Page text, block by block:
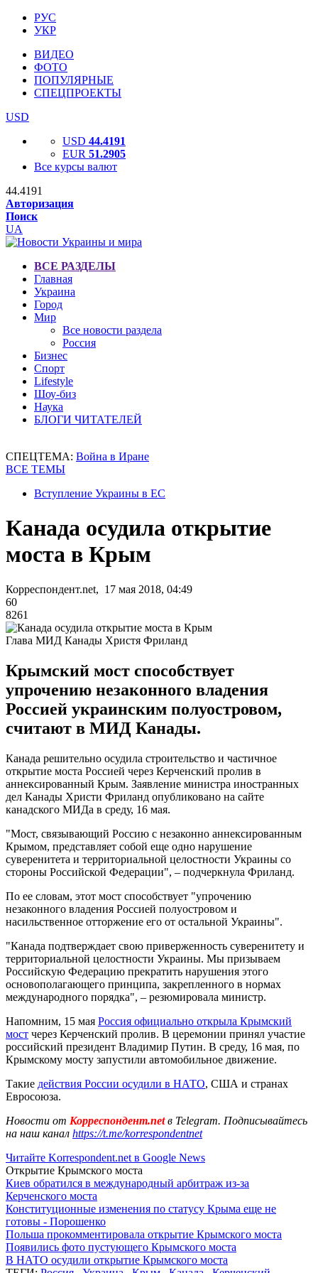
РУС
УКР
ВИДЕО
ФОТО
ПОПУЛЯРНЫЕ
СПЕЦПРОЕКТЫ
USD
USD 44.4191
EUR 51.2905
Все курсы валют
44.4191
Авторизация
Поиск
UA
ВСЕ РАЗДЕЛЫ
Главная
Украина
Город
Мир
Все новости раздела
Россия
Бизнес
Спорт
Lifestyle
Шоу-биз
Наука
БЛОГИ ЧИТАТЕЛЕЙ
СПЕЦТЕМА: Война в Иране
ВСЕ ТЕМЫ
Вступление Украины в ЕС
Канада осудила открытие
моста в Крым
Корреспондент.net, 17 мая 2018, 04:49
60
8261
Глава МИД Канады Христя Фриланд
Крымский мост способствует
упрочению незаконного владения
Россией украинским полуостровом,
считают в МИД Канады.
Канада решительно осудила строительство и частичное
открытие моста Россией через Керченский пролив в
аннексированный Крым. Заявление министра иностранных
дел Канады Христи Фриланд опубликовано на сайте
канадского МИДа в среду, 16 мая.
"Мост, связывающий Россию с незаконно аннексированным
Крымом, представляет собой еще одно нарушение
суверенитета и территориальной целостности Украины со
стороны Российской Федерации", – подчеркнула Фриланд.
По ее словам, этот мост способствует "упрочению
незаконного владения Россией полуостровом и
насильственное отторжение его от остальной Украины".
"Канада подтверждает свою приверженность суверенитету и
территориальной целостности Украины. Мы призываем
Российскую Федерацию прекратить нарушения этого
основополагающего принципа, закрепленного в нормах
международного порядка", – резюмировала министр.
Напомним, 15 мая Россия официально открыла Крымский
мост через Керченский пролив. В церемонии принял участие
российский президент Владимир Путин. В среду, 16 мая, по
Крымскому мосту запустили автомобильное движение.
Такие действия России осудили в НАТО, США и странах
Евросоюза.
Новости от Корреспондент.netв Telegram. Подписывайтесь
на наш канал https://t.me/korrespondentnet
Читайте Korrespondent.net в Google News
Открытие Крымского моста
Киев обратился в международный арбитраж из-за
Керченского моста
Конституционные изменения по статусу Крыма еще не
готовы - Порошенко
Польша прокомментировала открытие Крымского моста
Появились фото пустующего Крымского моста
В НАТО осудили открытие Крымского моста